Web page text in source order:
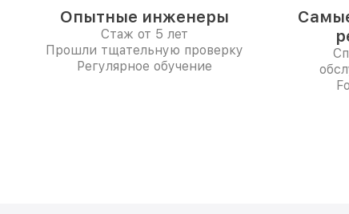
Опытные инженеры
Стаж от 5 лет
Прошли тщательную проверку
Регулярное обучение